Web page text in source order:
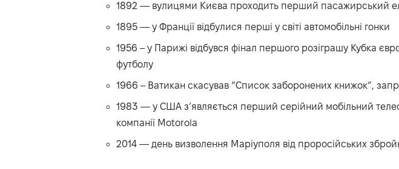
1892 — вулицями Києва проходить перший пасажирський
1895 — у Франції відбулися перші у світі автомобільні гонки
1956 – у Парижі відбувся фінал першого розіграшу Кубка
футболу
1966 – Ватикан скасував “Список заборонених книжок”,
1983 — у США з’являється перший серійний мобільний
компанії Motorola
2014 — день визволення Маріуполя від проросійських